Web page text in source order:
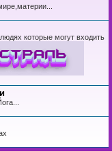
которые могут входить